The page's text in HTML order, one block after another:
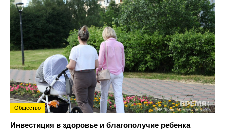
Общество
Инвестиция в здоровье и благополучие ребенка